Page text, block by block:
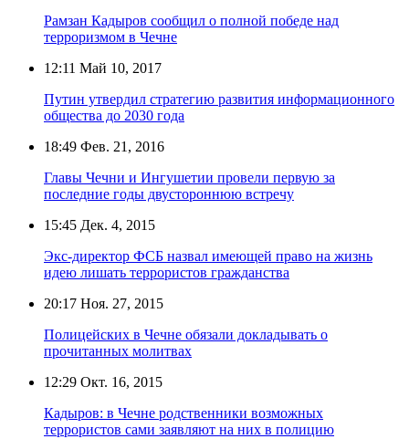
Рамзан Кадыров сообщил о полной победе над
терроризмом в Чечне
12:11 Май 10, 2017
Путин утвердил стратегию развития информационного
общества до 2030 года
18:49 Фев. 21, 2016
Главы Чечни и Ингушетии провели первую за
последние годы двустороннюю встречу
15:45 Дек. 4, 2015
Экс-директор ФСБ назвал имеющей право на жизнь
идею лишать террористов гражданства
20:17 Ноя. 27, 2015
Полицейских в Чечне обязали докладывать о
прочитанных молитвах
12:29 Окт. 16, 2015
Кадыров: в Чечне родственники возможных
террористов сами заявляют на них в полицию